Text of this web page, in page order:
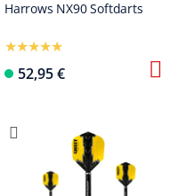
Harrows NX90 Softdarts
52,95 €